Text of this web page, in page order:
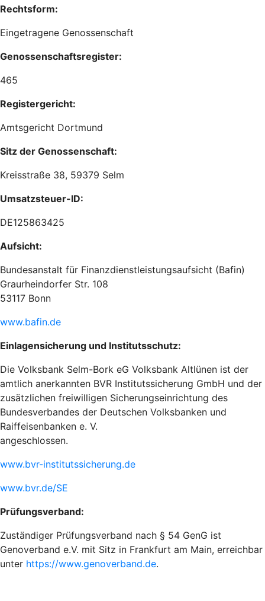
Rechtsform:
Eingetragene Genossenschaft
Genossenschaftsregister:
465
Registergericht:
Amtsgericht Dortmund
Sitz der Genossenschaft:
Kreisstraße 38, 59379 Selm
Umsatzsteuer-ID:
DE125863425
Aufsicht:
Bundesanstalt für Finanzdienstleistungsaufsicht (Bafin)
Graurheindorfer Str. 108
53117 Bonn
www.bafin.de
Einlagensicherung und Institutsschutz:
Die Volksbank Selm-Bork eG Volksbank Altlünen ist der
amtlich anerkannten BVR Institutssicherung GmbH und der
zusätzlichen freiwilligen Sicherungseinrichtung des
Bundesverbandes der Deutschen Volksbanken und
Raiffeisenbanken e. V.
angeschlossen.
www.bvr-institutssicherung.de
www.bvr.de/SE
Prüfungsverband:
Zuständiger Prüfungsverband nach § 54 GenG ist
Genoverband e.V. mit Sitz in Frankfurt am Main, erreichbar
unter https://www.genoverband.de.